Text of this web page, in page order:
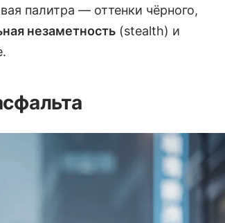
палитра — оттенки чёрного,
незаметность (stealth) и